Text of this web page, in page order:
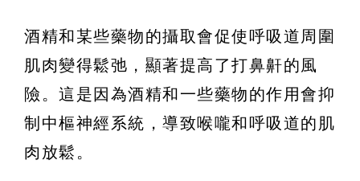
酒精和某些藥物的攝取會促使呼吸道周圍
肌肉變得鬆弛，顯著提高了打鼻鼾的風
險。這是因為酒精和一些藥物的作用會抑
制中樞神經系統，導致喉嚨和呼吸道的肌
肉放鬆。